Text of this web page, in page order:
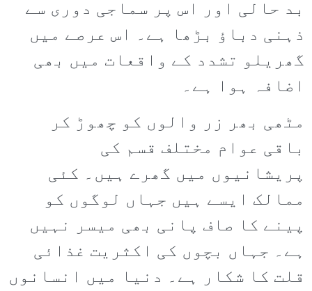
بد حالی اور اس پر سماجی دوری سے
ذہنی دباؤ بڑھا ہے۔ اس عرصے میں
گھریلو تشدد کے واقعات میں بھی
اضافہ ہوا ہے۔
مٹھی بھر زر والوں کو چھوڑ کر
باقی عوام مختلف قسم کی
پریشانیوں میں گھرے ہیں۔ کئی
ممالک ایسے ہیں جہاں لوگوں کو
پینے کا صاف پانی بھی میسر نہیں
ہے۔ جہاں بچوں کی اکثریت غذائی
قلت کا شکار ہے۔ دنیا میں انسانوں